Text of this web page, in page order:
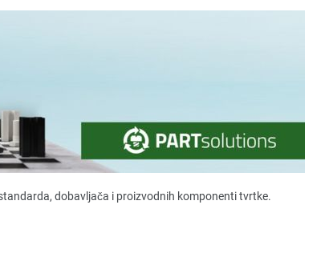
dobavljača i proizvodnih komponenti tvrtke.